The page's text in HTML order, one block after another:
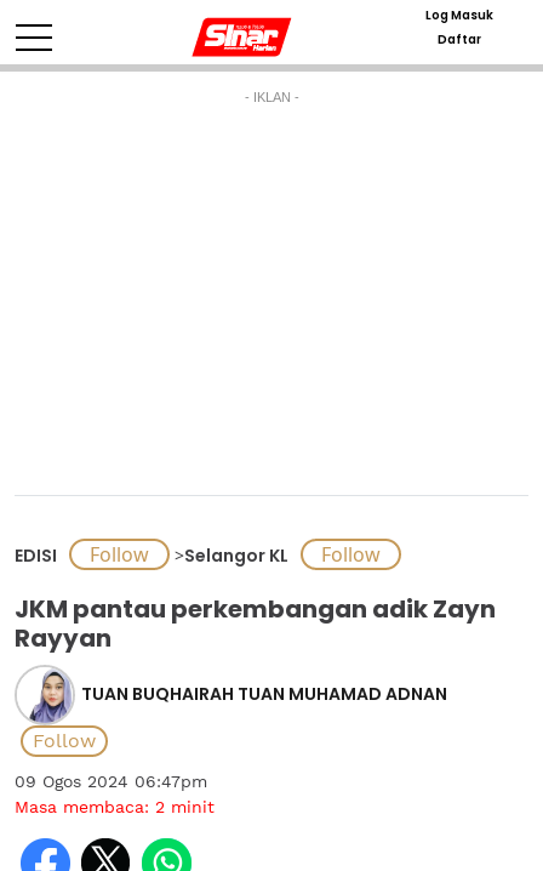
Log Masuk
Daftar
- IKLAN -
EDISI >Selangor KL
JKM pantau perkembangan adik Zayn
Rayyan
TUAN BUQHAIRAH TUAN MUHAMAD ADNAN
09 Ogos 2024 06:47pm
Masa membaca: 2 minit